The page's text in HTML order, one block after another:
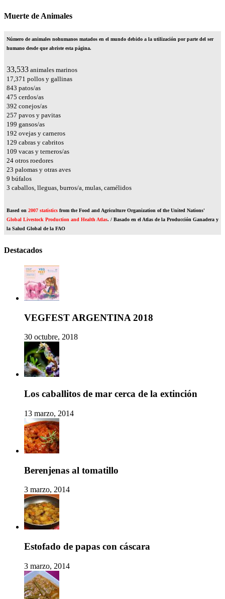
Muerte de Animales
Número de animales nohumanos matados en el mundo debido a la utilización por parte del ser
humano desde que abriste esta página.
37,100 animales marinos
19,219 pollos y gallinas
932 patos/as
526 cerdos/as
434 conejos/as
285 pavos y pavitas
220 gansos/as
212 ovejas y carneros
142 cabras y cabritos
120 vacas y terneros/as
27 otros roedores
26 palomas y otras aves
9 búfalos
4 caballos, lleguas, burros/a, mulas, camélidos
Based on 2007 statistics from the Food and Agriculture Organization of the United Nations'
Global Livestock Production and Health Atlas. / Basado en el Atlas de la Producción Ganadera y
la Salud Global de la FAO
Destacados
VEGFEST ARGENTINA 2018
30 octubre, 2018
Los caballitos de mar cerca de la extinción
13 marzo, 2014
Berenjenas al tomatillo
3 marzo, 2014
Estofado de papas con cáscara
3 marzo, 2014